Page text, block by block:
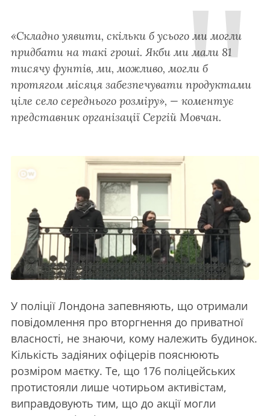
«Складно уявити, скільки б усього ми могли
придбати на такі гроші. Якби ми мали 81
тисячу фунтів, ми, можливо, могли б
протягом місяця забезпечувати продуктами
ціле село середнього розміру», — коментує
представник організації Сергій Мовчан.
У поліції Лондона запевняють, що отримали
повідомлення про вторгнення до приватної
власності, не знаючи, кому належить будинок.
Кількість задіяних офіцерів пояснюють
розміром маєтку. Те, що 176 поліцейських
протистояли лише чотирьом активістам,
виправдовують тим, що до акції могли